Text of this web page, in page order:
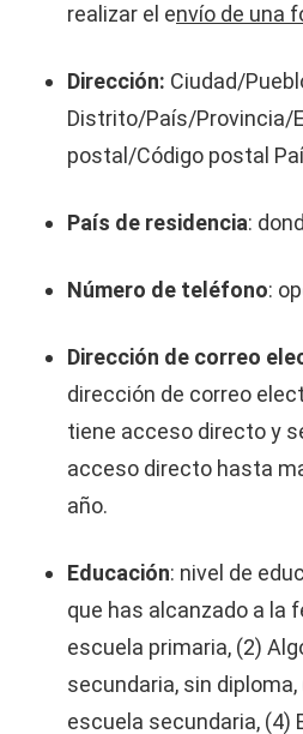
realizar el envío de una
Dirección: Ciudad/
Distrito/País/Provincia/
postal/Código postal
País de residencia:
Número de teléfono:
Dirección de correo
dirección de correo
tiene acceso directo y
acceso directo hasta
año.
Educación: nivel de
que has alcanzado a la
escuela primaria, (2)
secundaria, sin diploma,
escuela secundaria, (4)